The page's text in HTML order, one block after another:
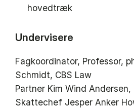
hovedtræk
Undervisere
Fagkoordinator, Professor,
Schmidt, CBS Law
Partner Kim Wind Andersen,
Skattechef Jesper Anker